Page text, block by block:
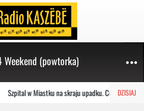
Weekend (powtorka)
DZISIAJ
Szpital w Miastku na skraju upadku. Co czeka